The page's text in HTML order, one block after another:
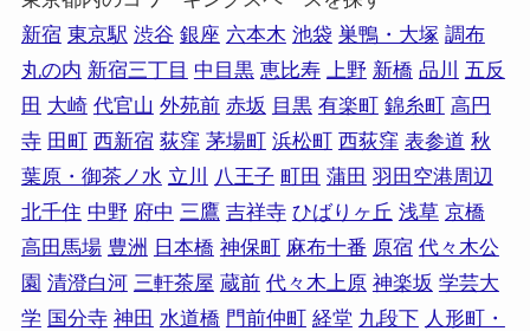
新宿 東京駅 渋谷 銀座 六本木 池袋 巣鴨・大塚 調布
丸の内 新宿三丁目 中目黒 恵比寿 上野 新橋 品川
五反
田 大崎 代官山 外苑前 赤坂 目黒 有楽町 錦糸町 高円
寺 田町 西新宿 荻窪 茅場町 浜松町 西荻窪 表参道 秋
葉原・御茶ノ水 立川 八王子 町田 蒲田 羽田空港周辺
北千住 中野 府中 三鷹 吉祥寺 ひばりヶ丘 浅草 京橋
高田馬場 豊洲 日本橋 神保町 麻布十番 原宿 代々木公
園 清澄白河 三軒茶屋 蔵前 代々木上原 神楽坂 学芸大
学 国分寺 神田 水道橋 門前仲町 経堂 九段下 人形町・